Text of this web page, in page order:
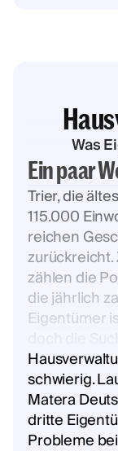
Was
Ein paar
Trier, die
115.000
reichen
zählen die
die jährlich
Eigentümer
schwierig.
Matera
dritte
Probleme